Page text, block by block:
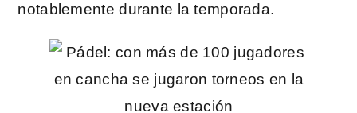
notablemente durante la temporada.